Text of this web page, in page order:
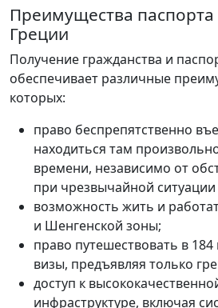
Преимущества паспорта
Греции
Получение гражданства и
обеспечивает различные
которых:
право беспрепятственно
находиться там
времени, независимо от
при чрезвычайной
возможность жить и
и Шенгенской зоны;
право путешествовать в
визы, предъявляя только
доступ к
инфраструктуре, включая